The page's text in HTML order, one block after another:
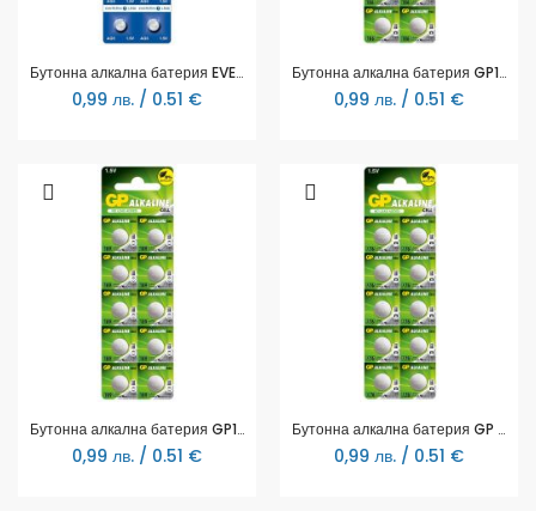
Бутонна алкална батерия EVERACTIVE LR754, LR48, 1,55V, 10pk блистер, /цена за 1 бр. батерия/
0,99 лв. / 0.51 €
Бутонна алкална батерия GP186 AG12 LR-43/ 10 бр./pack цена за 1 бр./ 1.55V GP
0,99 лв. / 0.51 €
Бутонна алкална батерия GP189 LR-1130/ 10 бр./pack цена за 1 бр./ 1.55V GP
0,99 лв. / 0.51 €
Бутонна алкална батерия GP BATTERIES, GPА76, LR44, 1.55V, Цена за 1 бр.
0,99 лв. / 0.51 €